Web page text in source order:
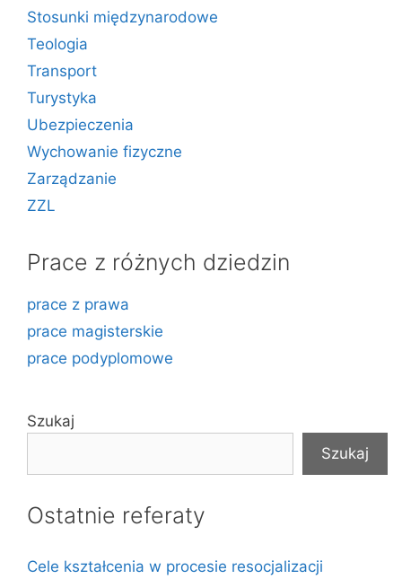
Stosunki międzynarodowe
Teologia
Transport
Turystyka
Ubezpieczenia
Wychowanie fizyczne
Zarządzanie
ZZL
Prace z różnych dziedzin
prace z prawa
prace magisterskie
prace podyplomowe
Szukaj
Szukaj
Ostatnie referaty
Cele kształcenia w procesie resocjalizacji